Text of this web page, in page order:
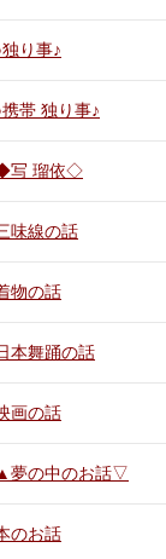
独り事♪
携帯 独り事♪
写 瑠依◇
味線の話
物の話
本舞踊の話
画の話
夢の中のお話▽
のお話